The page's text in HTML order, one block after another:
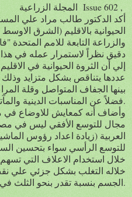
المجلة الزراعية Issue 602 ,
أكد الدكتور طالب مراد علي
الحيوانية بالاقليم (الشرق
والزراعة التابعة للامم المتحدة
إلي أن الثروة الحيوانية في
عددها يتناقص بشكل متزايد
بينها الجفاف المتواصل وقلة
فضلاً عن المناسبات الدينية والمآتم والامراض العابرة للحدود.
وأضاف أنه كمعايش للاوضاع في
مجال للتوسع الأفقي ليس في
العربية (زيادة اعداد رؤوس
للتوسع الرأسي سواء بتحسين
خلال استخدام الاعلاف التي
خلاله التغلب بشكل جزئي علي
الجسم بنسبة تقدر بنحو الثلث في كمية البروتين المتناول يومياً.